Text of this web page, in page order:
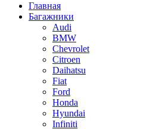
Главная
Багажники
Audi
BMW
Chevrolet
Citroen
Daihatsu
Fiat
Ford
Honda
Hyundai
Infiniti